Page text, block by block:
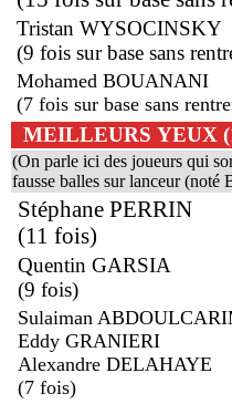
Tristan WYSOCINSKY
(9 fois sur base sans
Mohamed BOUANANI
(7 fois sur base sans
MEILLEURS YEUX
(On parle ici des joueurs qui
fausse balles sur lanceur (noté
Stéphane PERRIN
(11 fois)
Quentin GARSIA
(9 fois)
Sulaiman
Eddy GRANIERI
Alexandre DELAHAYE
(7 fois)